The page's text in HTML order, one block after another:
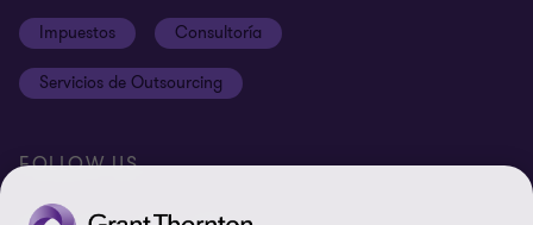
Terms and conditions
Site map
Cookie Preferences
Impuestos Consultoría
Servicios de Outsourcing
FOLLOW US